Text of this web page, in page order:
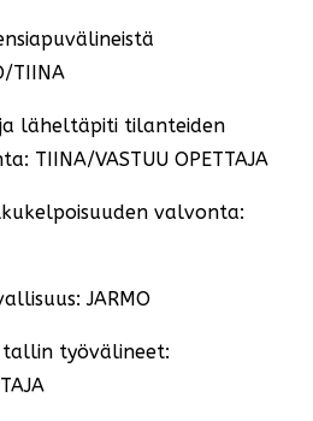
TIINA
läheltäpiti tilanteiden
TIINA/VASTUU OPETTAJA
valvonta:
JARMO
työvälineet: